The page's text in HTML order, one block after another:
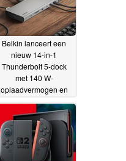
Belkin lanceert een
nieuw 14-in-1
Thunderbolt 5-dock
met 140 W-
oplaadvermogen en
drie 4K-schermen28-06-
2026